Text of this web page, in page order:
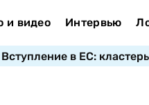
и видео Интервью
Вступление в ЕС: